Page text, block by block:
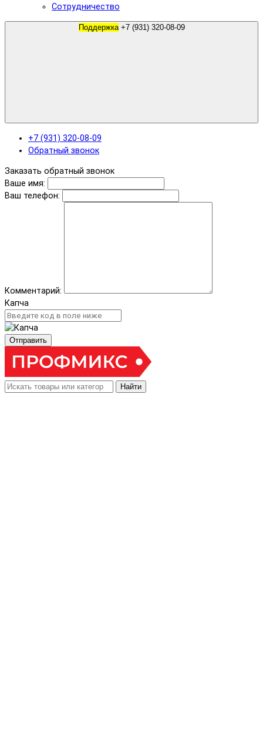
Сотрудничество
Поддержка +7 (931) 320-08-09
+7 (931) 320-08-09
Обратный звонок
Заказать обратный звонок
Ваше имя:
Ваш телефон:
Комментарий:
Капча
Отправить
Найти